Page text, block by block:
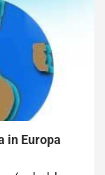
in Europa